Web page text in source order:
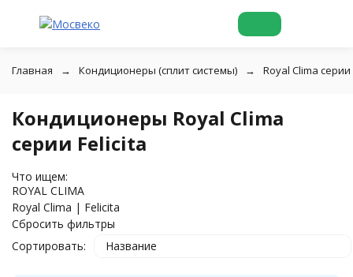
Главная Кондиционеры (сплит системы) Royal Clima серии
Кондиционеры Royal Clima
серии Felicita
Что ищем:
ROYAL CLIMA
Royal Clima | Felicita
Сбросить фильтры
Сортировать:
Название